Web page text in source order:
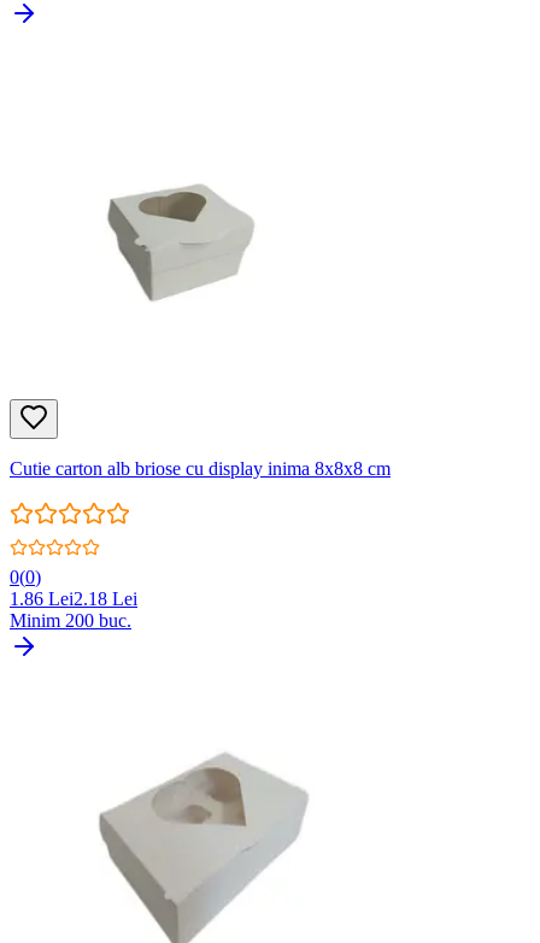
Cutie carton alb briose cu display inima 8x8x8 cm
0(0)
1.86 Lei2.18 Lei
Minim 200 buc.